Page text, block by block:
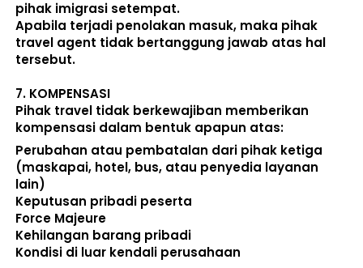
pihak imigrasi setempat.
Apabila terjadi penolakan masuk, maka pihak
travel agent tidak bertanggung jawab atas hal
tersebut.
7. KOMPENSASI
Pihak travel tidak berkewajiban memberikan
kompensasi dalam bentuk apapun atas:
Perubahan atau pembatalan dari pihak ketiga
(maskapai, hotel, bus, atau penyedia layanan
lain)
Keputusan pribadi peserta
Force Majeure
Kehilangan barang pribadi
Kondisi di luar kendali perusahaan